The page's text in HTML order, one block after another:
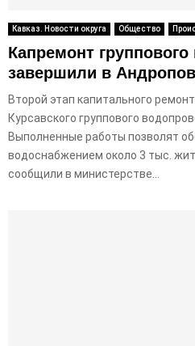
Кавказ. Новости округа Общество
Капремонт
завершили в
Второй этап капитального
Курсавского группового
Выполненные работы позволят
водоснабжением около 3 тыс.
сообщили в министерстве...